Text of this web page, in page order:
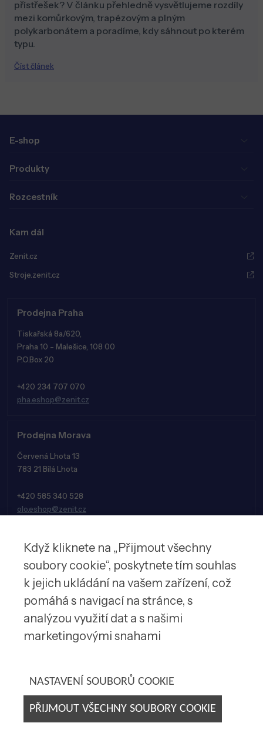
přístřešek? V článku přehledně vysvětlujeme rozdíly
mezi komůrkovým, trapézovým a plným
polykarbonátem a poradíme, kdy sáhnout po kterém
typu.
Číst článek
E-shop
Produkty
Rozcestník
Kam dál
Zenit.cz
Stroje.zenit.cz
Prodejna Praha
Tiskařská 8a/620,
Praha 10 - Malešice, 108 00
P.O.Box 20
+420 234 707 070
pha.eshop@zenit.cz
Prodejna Morava
Červená Lhota 13
783 21 Bílá Lhota
+420 585 340 528
olo.eshop@zenit.cz
Tvorba webových stránek byE-SOLUTIONS
Když kliknete na „Přijmout všechny
soubory cookie“, poskytnete tím souhlas
k jejich ukládání na vašem zařízení, což
pomáhá s navigací na stránce, s
analýzou využití dat a s našimi
marketingovými snahami
NASTAVENÍ SOUBORŮ COOKIE
PŘIJMOUT VŠECHNY SOUBORY COOKIE